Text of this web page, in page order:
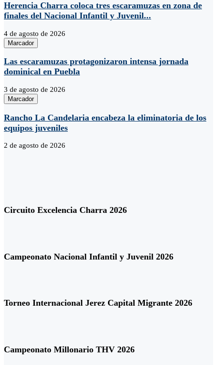
Herencia Charra coloca tres escaramuzas en zona de
finales del Nacional Infantil y Juvenil...
4 de agosto de 2026
Marcador
Las escaramuzas protagonizaron intensa jornada
dominical en Puebla
3 de agosto de 2026
Marcador
Rancho La Candelaria encabeza la eliminatoria de los
equipos juveniles
2 de agosto de 2026
Circuito Excelencia Charra 2026
Campeonato Nacional Infantil y Juvenil 2026
Torneo Internacional Jerez Capital Migrante 2026
Campeonato Millonario THV 2026